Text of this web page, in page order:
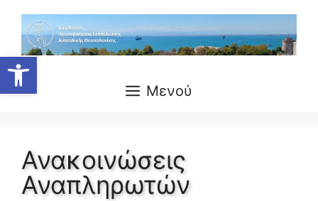
Ανοίξτε τη γραμμή εργαλείων
Μενού
Ανακοινώσεις
Αναπληρωτών